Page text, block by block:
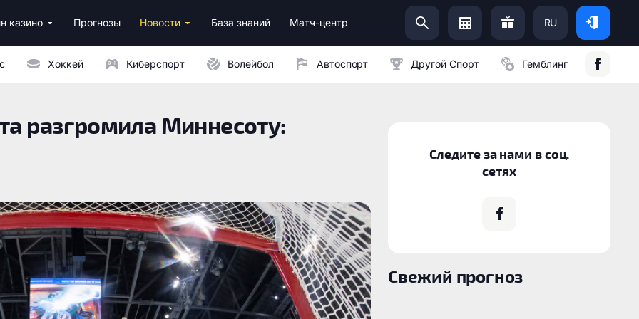
казино Прогнозы Новости База знаний Матч-центр RU
Хоккей Киберспорт Волейбол Автоспорт Другой Спорт Гемблинг
разгромила Миннесоту:
Следите за нами в соц.
сетях
Свежий прогноз